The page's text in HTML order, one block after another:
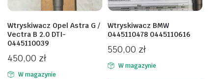
Wtryskiwacz Opel Astra G /
Vectra B 2.0 DTI-
0445110039
450,00 zł
W magazynie
Wtryskiwacz BMW
0445110478 0445110616
550,00 zł
W magazynie